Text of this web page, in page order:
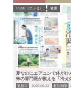
ESSE（エッセ） 健康
夏なのにエアコンで体が
来の専門医が教える「冷え
しいルーティン
更新日 2026.06.22 有効期限